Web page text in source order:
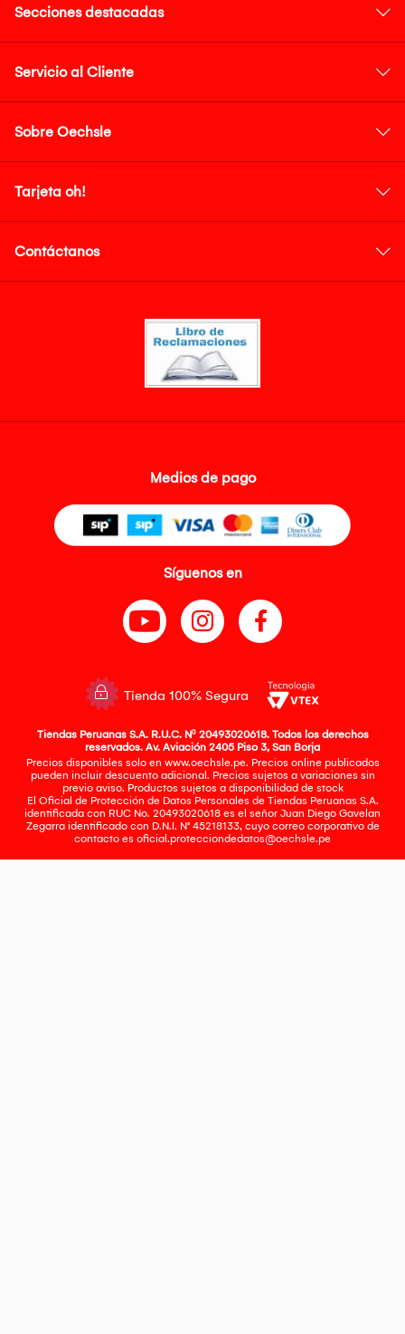
Secciones destacadas
Servicio al Cliente
Sobre Oechsle
Tarjeta oh!
Contáctanos
Medios de pago
Síguenos en
Tienda 100% Segura
Tiendas Peruanas S.A. R.U.C. Nº 20493020618. Todos los derechos
reservados. Av. Aviación 2405 Piso 3, San Borja
Precios disponibles solo en www.oechsle.pe. Precios online publicados
pueden incluir descuento adicional. Precios sujetos a variaciones sin
previo aviso. Productos sujetos a disponibilidad de stock
El Oficial de Protección de Datos Personales de Tiendas Peruanas S.A.
identificada con RUC No. 20493020618 es el señor Juan Diego Gavelan
Zegarra identificado con D.N.I. N° 45218133, cuyo correo corporativo de
contacto es oficial.protecciondedatos@oechsle.pe